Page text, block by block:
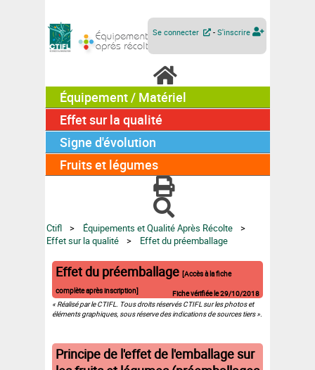
Se connecter - S'inscrire
Équipement / Matériel
Effet sur la qualité
Signe d'évolution
Fruits et légumes
Ctifl
Équipements et Qualité Après Récolte
Effet sur la qualité
Effet du préemballage
Effet du préemballage [Accès à la fiche
complète après inscription]
Fiche vérifiée le29/10/2018
« Réalisé par le CTIFL. Tous droits réservés CTIFL sur les photos et
éléments graphiques, sous réserve des indications de sources tiers ».
Principe de l'effet de l'emballage sur